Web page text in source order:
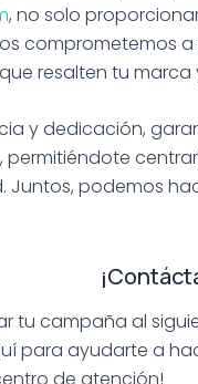
, no solo
comprometemos
resalten tu marca
y dedicación,
podemos
tu campaña al
para ayudarte a